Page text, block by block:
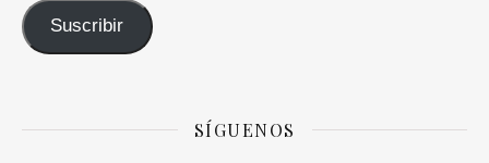
Suscribir
SÍGUENOS